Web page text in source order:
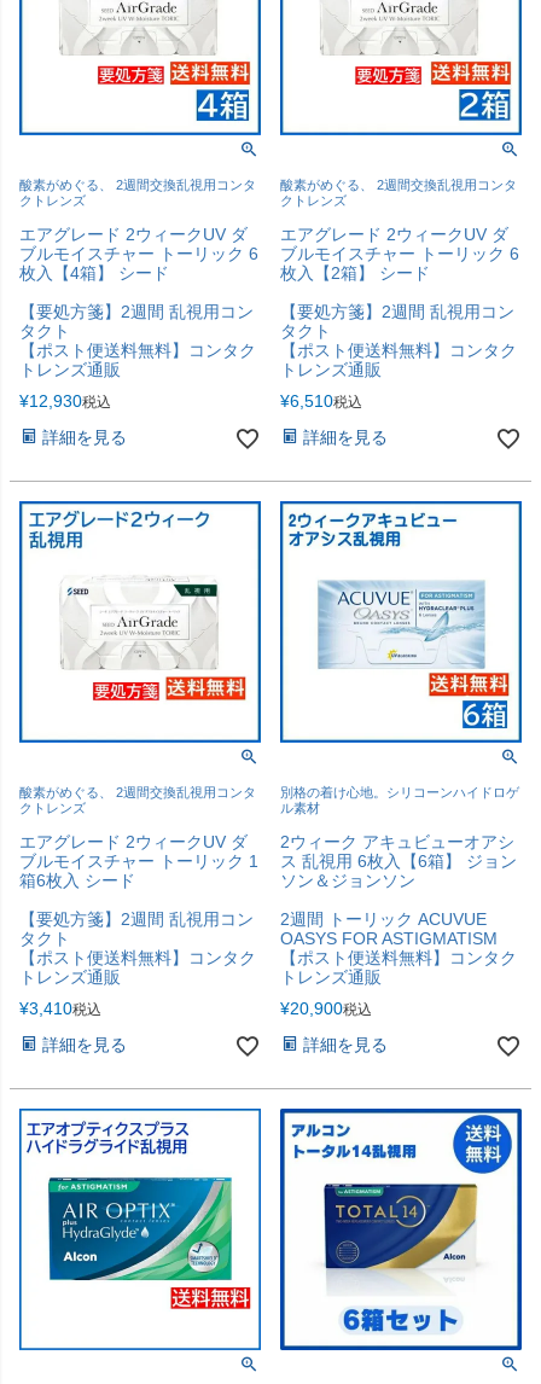
酸素がめぐる、 2週間交換乱視用コンタ
クトレンズ
エアグレード 2ウィークUV ダ
ブルモイスチャー トーリック 6
枚入【4箱】 シード
【要処方箋】2週間 乱視用コン
タクト
【ポスト便送料無料】コンタク
トレンズ通販
¥12,930税込
詳細を見る
酸素がめぐる、 2週間交換乱視用コンタ
クトレンズ
エアグレード 2ウィークUV ダ
ブルモイスチャー トーリック 6
枚入【2箱】 シード
【要処方箋】2週間 乱視用コン
タクト
【ポスト便送料無料】コンタク
トレンズ通販
¥6,510税込
詳細を見る
酸素がめぐる、 2週間交換乱視用コンタ
クトレンズ
エアグレード 2ウィークUV ダ
ブルモイスチャー トーリック 1
箱6枚入 シード
【要処方箋】2週間 乱視用コン
タクト
【ポスト便送料無料】コンタク
トレンズ通販
¥3,410税込
詳細を見る
別格の着け心地。シリコーンハイドロゲ
ル素材
2ウィーク アキュビューオアシ
ス 乱視用 6枚入【6箱】 ジョン
ソン＆ジョンソン
2週間 トーリック ACUVUE
OASYS FOR ASTIGMATISM
【ポスト便送料無料】コンタク
トレンズ通販
¥20,900税込
詳細を見る